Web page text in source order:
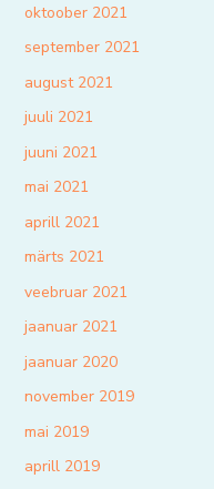
oktoober 2021
september 2021
august 2021
juuli 2021
juuni 2021
mai 2021
aprill 2021
märts 2021
veebruar 2021
jaanuar 2021
jaanuar 2020
november 2019
mai 2019
aprill 2019